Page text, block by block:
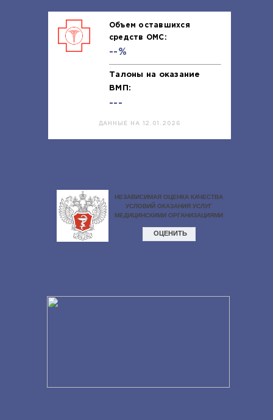
Объем оставшихся
средств ОМС:
--%
Талоны на оказание
ВМП:
---
ДАННЫЕ НА 12.01.2026